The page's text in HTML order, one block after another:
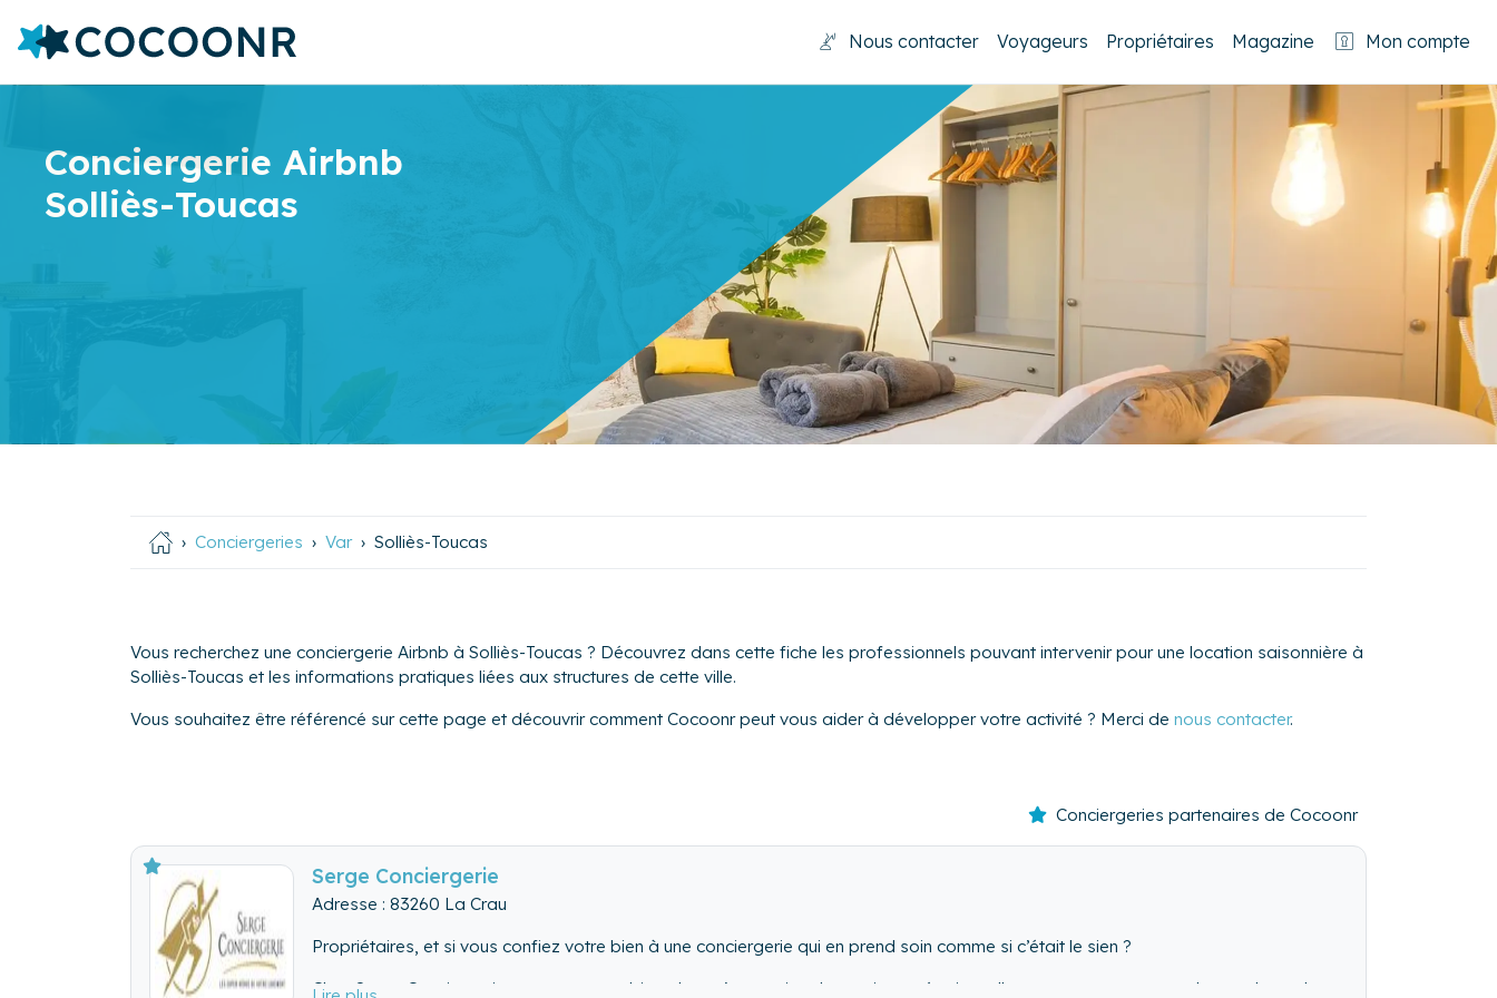
Nous contacter Voyageurs Propriétaires Magazine Mon compte
Conciergerie Airbnb
Solliès-Toucas
Conciergeries Var Solliès-Toucas
Vous recherchez une conciergerie Airbnb à Solliès-Toucas ? Découvrez dans cette fiche les professionnels pouvant intervenir pour une location saisonnière à
Solliès-Toucas et les informations pratiques liées aux structures de cette ville.
Vous souhaitez être référencé sur cette page et découvrir comment Cocoonr peut vous aider à développer votre activité ? Merci de nous contacter.
Conciergeries partenaires de Cocoonr
Serge Conciergerie
Adresse : 83260 La Crau
Propriétaires, et si vous confiez votre bien à une conciergerie qui en prend soin comme si c’était le sien ?
Chez Serge Conciergerie, nous sommes bien plus qu’un service de gestion opérationnelle: nous sommes vos ambassadeurs de